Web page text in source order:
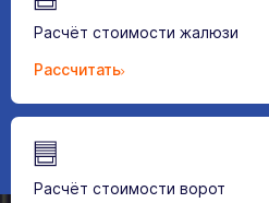
Расчёт стоимости жалюзи
Рассчитать
Расчёт стоимости ворот